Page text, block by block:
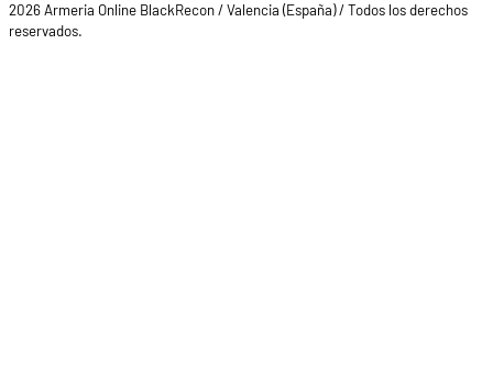
2026 Armeria Online BlackRecon / Valencia (España) / Todos los derechos
reservados.